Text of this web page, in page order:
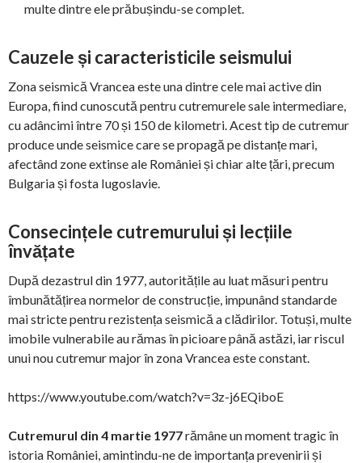
multe dintre ele prăbușindu-se complet.
Cauzele și caracteristicile seismului
Zona seismică Vrancea este una dintre cele mai active din
Europa, fiind cunoscută pentru cutremurele sale intermediare,
cu adâncimi între 70 și 150 de kilometri. Acest tip de cutremur
produce unde seismice care se propagă pe distanțe mari,
afectând zone extinse ale României și chiar alte țări, precum
Bulgaria și fosta Iugoslavie.
Consecințele cutremurului și lecțiile
învățate
După dezastrul din 1977, autoritățile au luat măsuri pentru
îmbunătățirea normelor de construcție, impunând standarde
mai stricte pentru rezistența seismică a clădirilor. Totuși, multe
imobile vulnerabile au rămas în picioare până astăzi, iar riscul
unui nou cutremur major în zona Vrancea este constant.
https://www.youtube.com/watch?v=3z-j6EQiboE
Cutremurul din 4 martie 1977rămâne un moment tragic în
istoria României, amintindu-ne de importanța prevenirii și